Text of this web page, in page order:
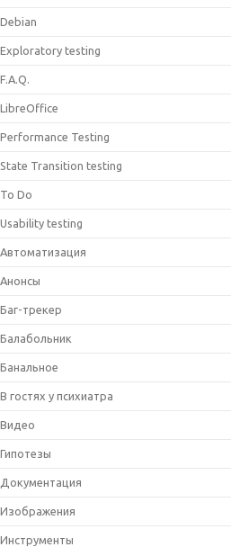
Debian
Exploratory testing
F.A.Q.
LibreOffice
Performance Testing
State Transition testing
To Do
Usability testing
Автоматизация
Анонсы
Баг-трекер
Балабольник
Банальное
В гостях у психиатра
Видео
Гипотезы
Документация
Изображения
Инструменты